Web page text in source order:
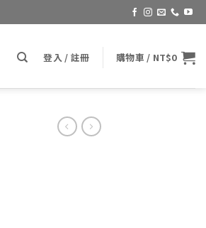
登入 / 註冊 購物車 / NT$0